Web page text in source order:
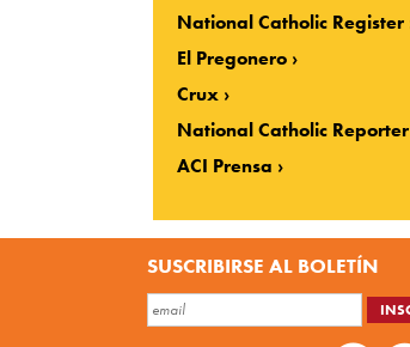
National Catholic Register
El Pregonero
Crux
National Catholic Reporter
ACI Prensa
SUSCRIBIRSE AL BOLETÍN